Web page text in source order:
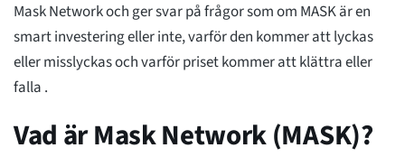
Mask Network och ger svar på frågor som om MASK är en
smart investering eller inte, varför den kommer att lyckas
eller misslyckas och varför priset kommer att klättra eller
falla .
Vad är Mask Network (MASK)?